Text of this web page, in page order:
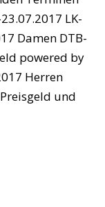
LK-
Damen DTB-
powered by
Herren
und